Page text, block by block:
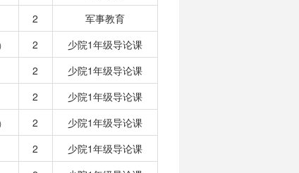
2
军事教育
2
少院1年级导论课
2
少院1年级导论课
2
少院1年级导论课
2
少院1年级导论课
2
少院1年级导论课